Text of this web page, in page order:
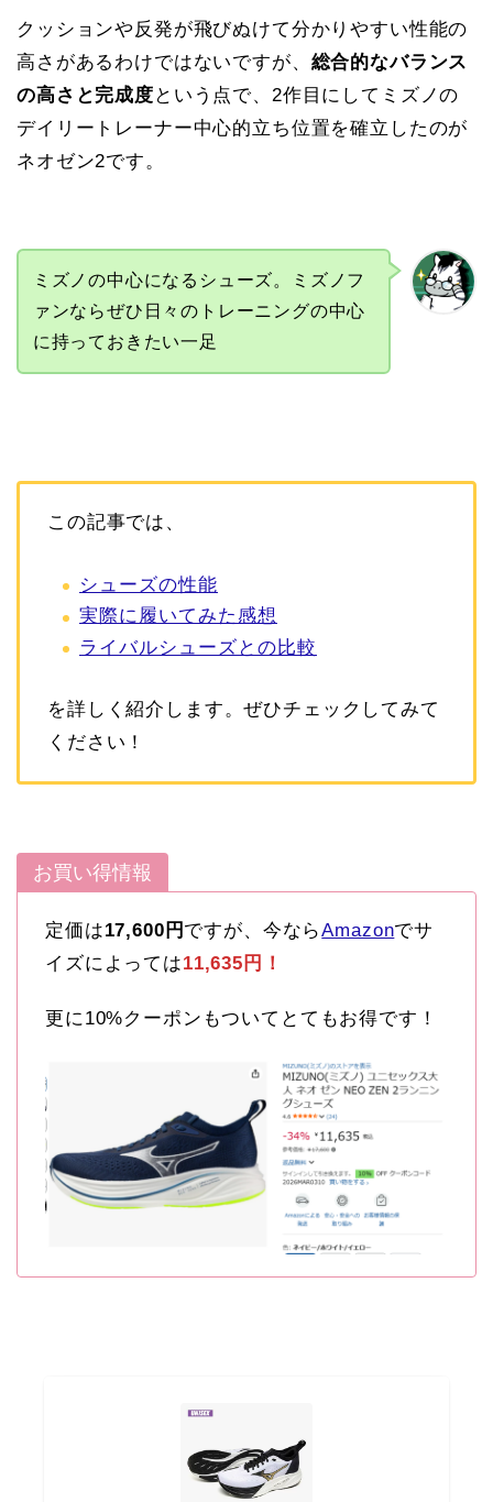
クッションや反発が飛びぬけて分かりやすい性能の
高さがあるわけではないですが、 総合的なバランス
の高さと完成度 という点で、2作目にしてミズノの
デイリートレーナー中心的立ち位置を確立したのが
ネオゼン2です。
ミズノの中心になるシューズ。ミズノフ
ァンならぜひ日々のトレーニングの中心
に持っておきたい一足
この記事では、
シューズの性能
実際に履いてみた感想
ライバルシューズとの比較
を詳しく紹介します。ぜひチェックしてみて
ください！
お買い得情報
定価は17,600円 ですが、今ならAmazonでサ
イズによっては11,635円！
更に10%クーポンもついてとてもお得です！